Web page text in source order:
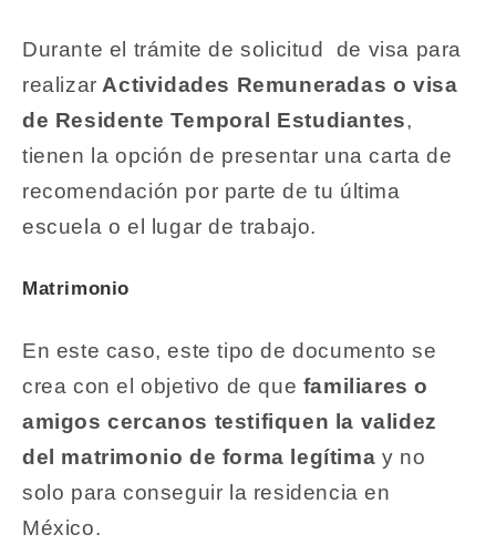
Durante el trámite de solicitud de visa para
realizar Actividades Remuneradas o visa
de Residente Temporal Estudiantes,
tienen la opción de presentar una carta de
recomendación por parte de tu última
escuela o el lugar de trabajo.
Matrimonio
En este caso, este tipo de documento se
crea con el objetivo de que familiares o
amigos cercanos testifiquen la validez
del matrimonio de forma legítima y no
solo para conseguir la residencia en
México.